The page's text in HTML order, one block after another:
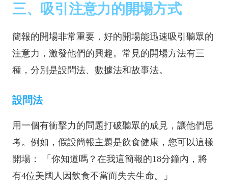
三、吸引注意力的開場方式
簡報的開場非常重要，好的開場能迅速吸引聽眾的
注意力，激發他們的興趣。常見的開場方法有三
種，分別是設問法、數據法和故事法。
設問法
用一個有衝擊力的問題打破聽眾的成見，讓他們思
考。例如，假設簡報主題是飲食健康，您可以這樣
開場： 「你知道嗎？在我這簡報的18分鐘內，將
有4位美國人因飲食不當而失去生命。」